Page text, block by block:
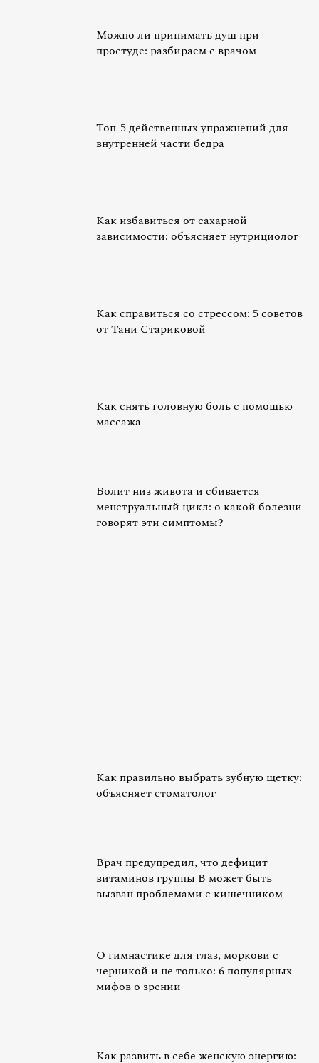
Можно ли принимать душ при
простуде: разбираем с врачом
Топ-5 действенных упражнений для
внутренней части бедра
Как избавиться от сахарной
зависимости: объясняет нутрициолог
Как справиться со стрессом: 5 советов
от Тани Стариковой
Как снять головную боль с помощью
массажа
Болит низ живота и сбивается
менструальный цикл: о какой болезни
говорят эти симптомы?
Как правильно выбрать зубную щетку:
объясняет стоматолог
Врач предупредил, что дефицит
витаминов группы B может быть
вызван проблемами с кишечником
О гимнастике для глаз, моркови с
черникой и не только: 6 популярных
мифов о зрении
Как развить в себе женскую энергию: